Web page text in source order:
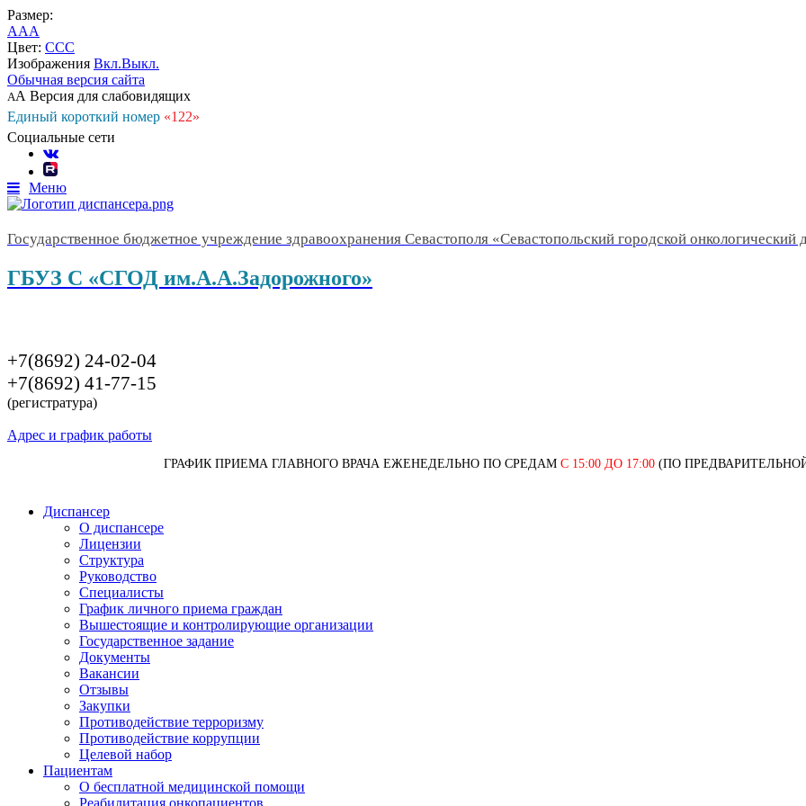
Размер:
AAA
Цвет: CCC
Изображения Вкл.Выкл.
Обычная версия сайта
АА Версия для слабовидящих
Единый короткий номер «122»
Социальные сети
Меню
Государственное бюджетное учреждение здравоохранения Севастополя «Севастопольский городской
ГБУЗ С «СГОД им.А.А.Задорожного»
+7(8692) 24-02-04
+7(8692) 41-77-15
(регистратура)
Адрес и график работы
ГРАФИК ПРИЕМА ГЛАВНОГО ВРАЧА ЕЖЕНЕДЕЛЬНО ПО СРЕДАМ С 15:00 ДО 17:00 (ПО
Диспансер
О диспансере
Лицензии
Структура
Руководство
Специалисты
График личного приема граждан
Вышестоящие и контролирующие организации
Государственное задание
Документы
Вакансии
Отзывы
Закупки
Противодействие терроризму
Противодействие коррупции
Целевой набор
Пациентам
О бесплатной медицинской помощи
Реабилитация онкопациентов